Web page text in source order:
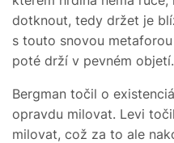
dotknout, tedy držet je
s touto snovou
poté drží v pevném objetí.
Bergman točil o
opravdu milovat. Levi
milovat, což za to ale